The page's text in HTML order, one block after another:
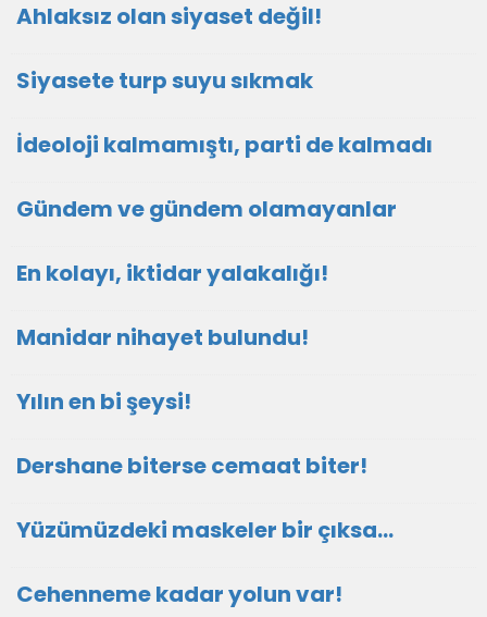
Ahlaksız olan siyaset değil!
Siyasete turp suyu sıkmak
İdeoloji kalmamıştı, parti de kalmadı
Gündem ve gündem olamayanlar
En kolayı, iktidar yalakalığı!
Manidar nihayet bulundu!
Yılın en bi şeysi!
Dershane biterse cemaat biter!
Yüzümüzdeki maskeler bir çıksa…
Cehenneme kadar yolun var!